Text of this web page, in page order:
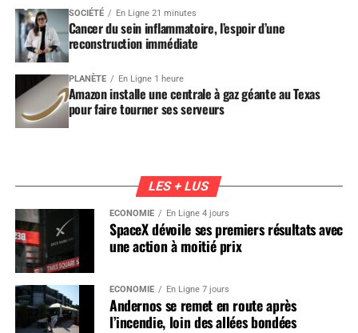
SOCIÉTÉ En Ligne 21 minutes
Cancer du sein inflammatoire, l’espoir d’une
reconstruction immédiate
PLANÈTE En Ligne 1 heure
Amazon installe une centrale à gaz géante au Texas
pour faire tourner ses serveurs
LES + LUS
ÉCONOMIE En Ligne 4 jours
SpaceX dévoile ses premiers résultats avec
une action à moitié prix
ÉCONOMIE En Ligne 7 jours
Andernos se remet en route après
l’incendie, loin des allées bondées